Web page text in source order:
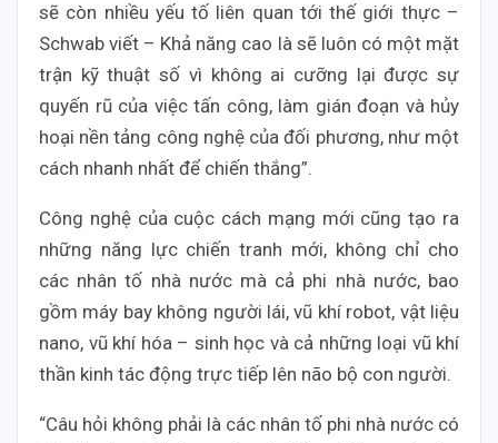
sẽ còn nhiều yếu tố liên quan tới thế giới thực –
Schwab viết – Khả năng cao là sẽ luôn có một mặt
trận kỹ thuật số vì không ai cưỡng lại được sự
quyến rũ của việc tấn công, làm gián đoạn và hủy
hoại nền tảng công nghệ của đối phương, như một
cách nhanh nhất để chiến thắng”.
Công nghệ của cuộc cách mạng mới cũng tạo ra
những năng lực chiến tranh mới, không chỉ cho
các nhân tố nhà nước mà cả phi nhà nước, bao
gồm máy bay không người lái, vũ khí robot, vật liệu
nano, vũ khí hóa – sinh học và cả những loại vũ khí
thần kinh tác động trực tiếp lên não bộ con người.
“Câu hỏi không phải là các nhân tố phi nhà nước có